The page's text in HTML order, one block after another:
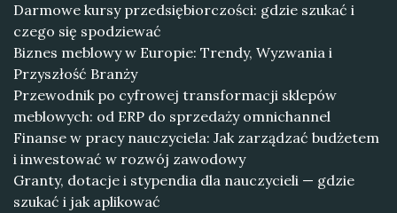
Darmowe kursy przedsiębiorczości: gdzie szukać i
czego się spodziewać
Biznes meblowy w Europie: Trendy, Wyzwania i
Przyszłość Branży
Przewodnik po cyfrowej transformacji sklepów
meblowych: od ERP do sprzedaży omnichannel
Finanse w pracy nauczyciela: Jak zarządzać budżetem
i inwestować w rozwój zawodowy
Granty, dotacje i stypendia dla nauczycieli — gdzie
szukać i jak aplikować